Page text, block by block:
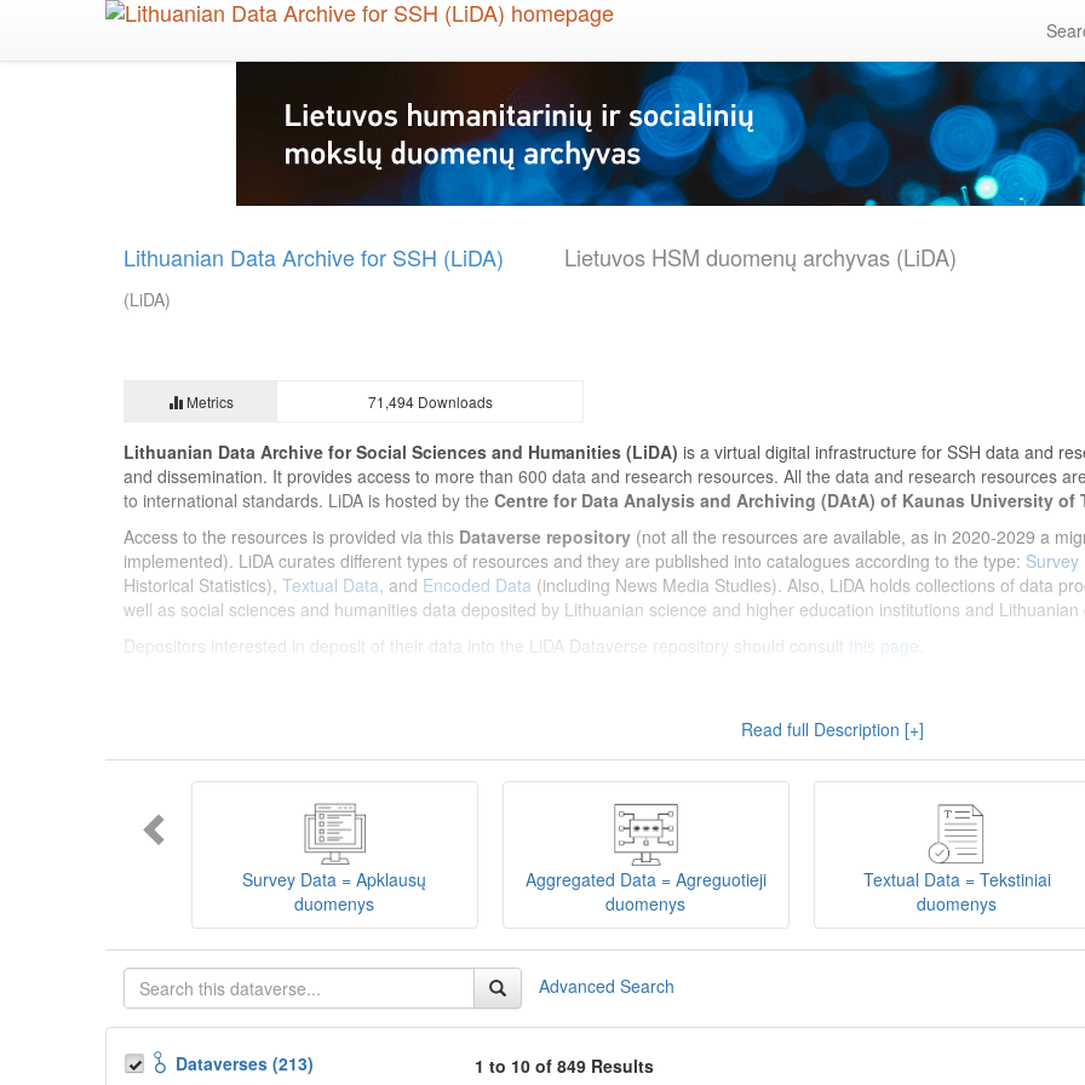
Lithuanian Data Archive for SSH (LiDA)
(LiDA)
Lietuvos HSM duomenų archyvas (LiDA)
Metrics 71,494 Downloads
Lithuanian Data Archive for Social Sciences and Humanities (LiDA) is a virtual digital infrastructure for SSH data and
and dissemination. It provides access to more than 600 data and research resources. All the data and research resources
to international standards. LiDA is hosted by the Centre for Data Analysis and Archiving (DAtA) of Kaunas University of
Access to the resources is provided via this Dataverse repository (not all the resources are available, as in 2020-2029 a
implemented). LiDA curates different types of resources and they are published into catalogues according to the type: Survey
Historical Statistics), Textual Data, and Encoded Data (including News Media Studies). Also, LiDA holds collections of data
well as social sciences and humanities data deposited by Lithuanian science and higher education institutions and
Depositors interested in deposit of their data into the LiDA Dataverse repository should consult this page
yra virtuali skaitmeninė empirinių HSM
sklaidos infrastruktūra, suteikianti prieigą prie daugiau nei 600 duomenų ir tyrimų išteklių. Visi duomenų ir tyrimų ištekliai yra
tarptautinius standartus. LiDA įsikūręsKauno technologijos universiteto Duomenų analizės ir archyvavimo (DAtA)
Prieigai prie išteklių naudojama ši
(kol kas ne visi ištekliai prieinami, nes 2020-2029 m. vykdomas
įvairių tipų išteklius ir jie publikuojami atskiruose kataloguose pagal tipą:
Interviu duomenys
duomenys
Koduotieji duomenys (įskaitant Žiniasklaidos tyrimus). Taip pat LiDA talpinami didelių nacionalinių projektų
mokslo ir studijų bei Lietuvos valstybės institucijų deponuoti socialinių ir humanitarinių mokslų duomenų rinkiniai (Kitų
talpykla, surasti ir parsisiųsti duomenis, siūlome susipažinti su
LiDA Dataverse talpyklos naudotojo vadovu.
Read full Description [+]
Survey Data = Apklausų
duomenys
Aggregated Data = Agreguotieji
duomenys
Textual Data = Tekstiniai
duomenys
Advanced Search
Dataverses (213)
1 to 10 of 849 Results